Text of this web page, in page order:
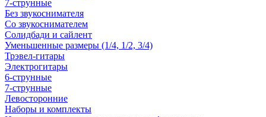
7-струнные
Без звукоснимателя
Со звукоснимателем
Солидбади и сайлент
Уменьшенные размеры (1/4, 1/2, 3/4)
Трэвел-гитары
Электрогитары
6-струнные
7-струнные
Левосторонние
Наборы и комплекты